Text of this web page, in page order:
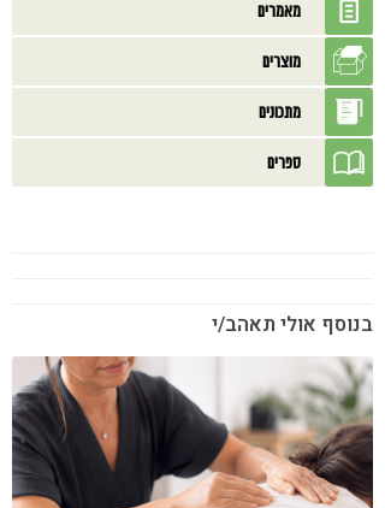
מאמרים
מוצרים
מתכונים
ספרים
בנוסף אולי תאהב/י